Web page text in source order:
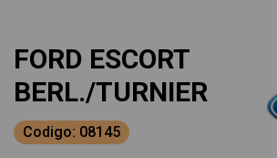
FORD ESCORT
BERL./TURNIER
Codigo: 08145